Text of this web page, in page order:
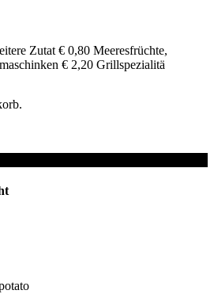
Zutat € 0,80 Meeresfrüchte,
€ 2,20 Grillspezialitä